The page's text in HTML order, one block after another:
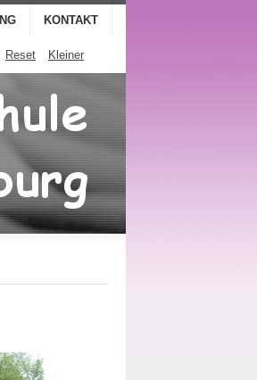
KONTAKT
Reset Kleiner